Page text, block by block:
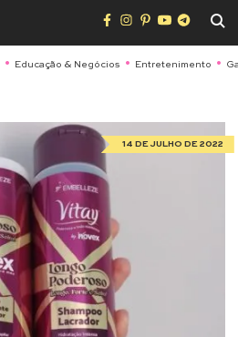
Educação & Negócios Entretenimento
14 DE JULHO DE 2022